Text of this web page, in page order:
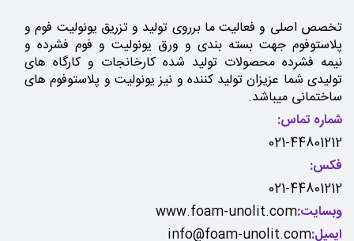
تخصص اصلی و فعالیت ما برروی تولید و تزریق یونولیت فوم و
پلاستوفوم جهت بسته بندی و ورق یونولیت و فوم فشرده و
نیمه فشرده محصولات تولید شده کارخانجات و کارگاه های
تولیدی شما عزیزان تولید کننده و نیز یونولیت و پلاستوفوم های
ساختمانی میباشد.
شماره تماس:
021-44801212
فکس:
021-44801212
وبسایت:www.foam-unolit.com
ایمیل:info@foam-unolit.com